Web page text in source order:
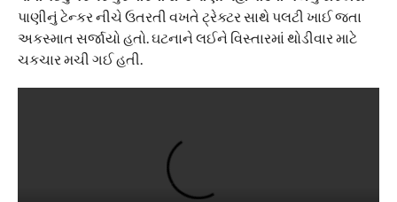
પાણીનું ટેન્કર નીચે ઉતરતી વખતે ટ્રેક્ટર સાથે પલટી ખાઈ જતા
અકસ્માત સર્જાયો હતો. ઘટનાને લઈને વિસ્તારમાં થોડીવાર માટે
ચકચાર મચી ગઈ હતી.